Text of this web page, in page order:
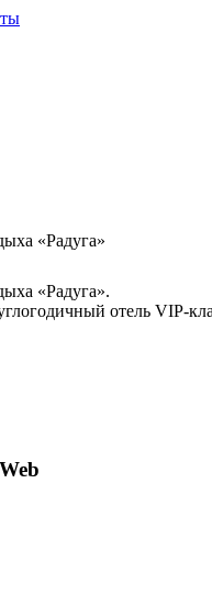
«Радуга»
«Радуга».
отель VIP-